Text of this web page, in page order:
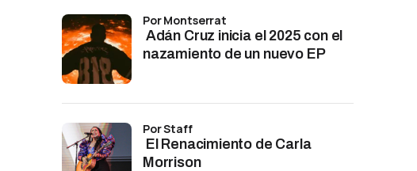
Adán Cruz inicia el 2025 con el
nazamiento de un nuevo EP
por Montserrat
El Renacimiento de Carla
Morrison
por Staff